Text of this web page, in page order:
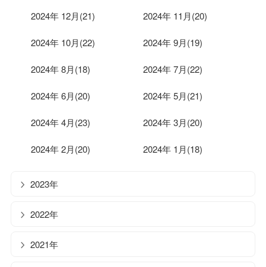
2024年 12月(21) 2024年 11月(20)
2024年 10月(22) 2024年 9月(19)
2024年 8月(18) 2024年 7月(22)
2024年 6月(20) 2024年 5月(21)
2024年 4月(23) 2024年 3月(20)
2024年 2月(20) 2024年 1月(18)
2023年
2022年
2021年